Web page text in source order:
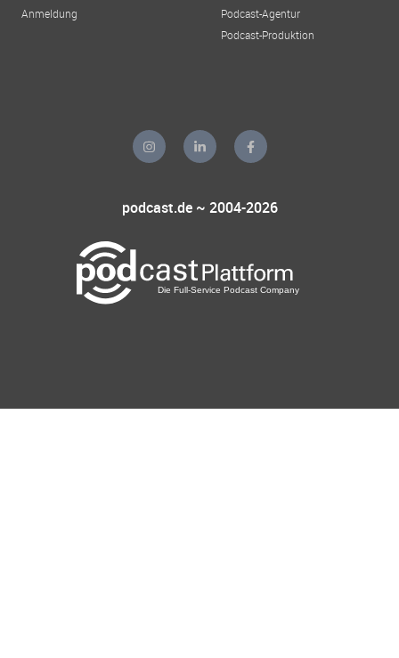
Anmeldung
Podcast-Agentur
Podcast-Produktion
podcast.de ~ 2004-2026